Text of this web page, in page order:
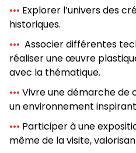
••• Explorer l’univers des
historiques.
••• Associer différentes
réaliser une œuvre
avec la thématique.
••• Vivre une démarche de
un environnement
••• Participer à une
même de la visite,